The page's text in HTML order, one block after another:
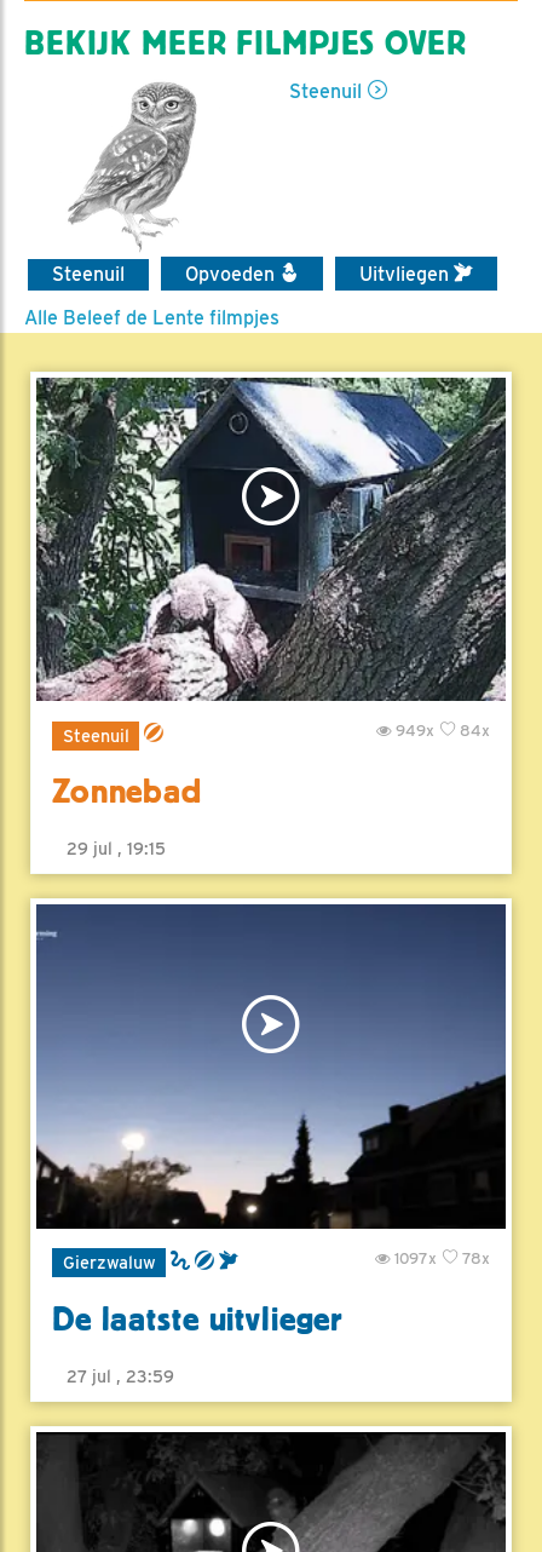
BEKIJK MEER FILMPJES OVER
Steenuil
Steenuil Opvoeden
Uitvliegen
Alle Beleef de Lente filmpjes
Steenuil 84x
949x
Zonnebad
29 jul , 19:15
Gierzwaluw 78x
1097x
De laatste uitvlieger
27 jul , 23:59